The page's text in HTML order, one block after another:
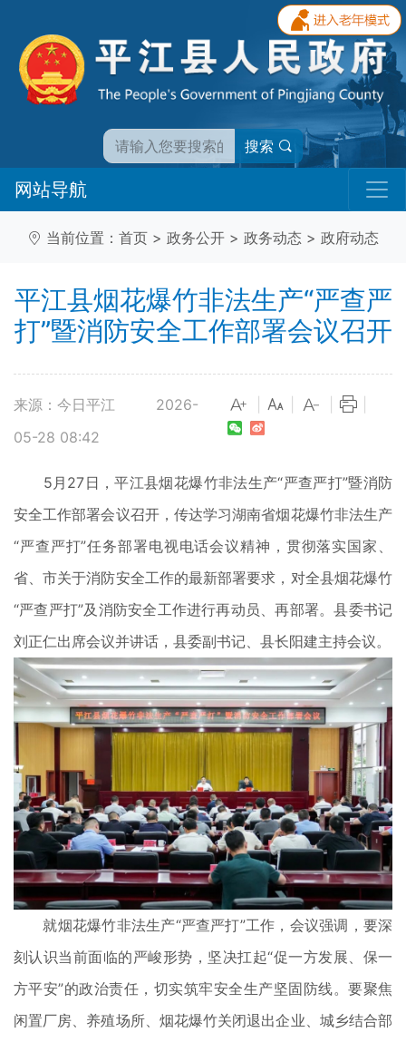
搜索
网站导航
当前位置： 首页 > 政务公开 > 政务动态 > 政府动态
平江县烟花爆竹非法生产“严查严
打”暨消防安全工作部署会议召开
来源：今日平江
2026-
05-28 08:42
5月27日，平江县烟花爆竹非法生产“严查严打”暨消防
安全工作部署会议召开，传达学习湖南省烟花爆竹非法生产
“严查严打”任务部署电视电话会议精神，贯彻落实国家、
省、市关于消防安全工作的最新部署要求，对全县烟花爆竹
“严查严打”及消防安全工作进行再动员、再部署。县委书记
刘正仁出席会议并讲话，县委副书记、县长阳建主持会议。
就烟花爆竹非法生产“严查严打”工作，会议强调，要深
刻认识当前面临的严峻形势，坚决扛起“促一方发展、保一
方平安”的政治责任，切实筑牢安全生产坚固防线。要聚焦
闲置厂房、养殖场所、烟花爆竹关闭退出企业、城乡结合部